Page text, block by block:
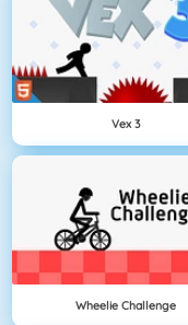
Vex 3
Wheelie Challenge